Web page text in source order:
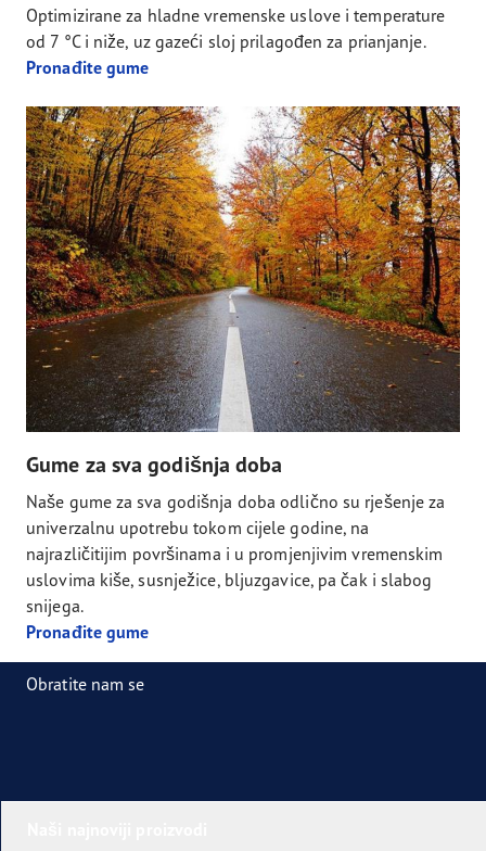
Optimizirane za hladne vremenske uslove i temperature
od 7 °C i niže, uz gazeći sloj prilagođen za prianjanje.
Pronađite gume
Gume za sva godišnja doba
Naše gume za sva godišnja doba odlično su rješenje za
univerzalnu upotrebu tokom cijele godine, na
najrazličitijim površinama i u promjenjivim vremenskim
uslovima kiše, susnježice, bljuzgavice, pa čak i slabog
snijega.
Pronađite gume
Obratite nam se